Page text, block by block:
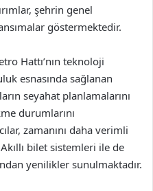
şehrin genel
göstermektedir.
Hattı’nın teknoloji
esnasında sağlanan
seyahat planlamalarını
durumlarını
zamanını daha verimli
bilet sistemleri ile de
yenilikler sunulmaktadır.